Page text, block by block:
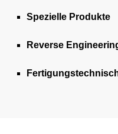
Spezielle Produkte
Reverse